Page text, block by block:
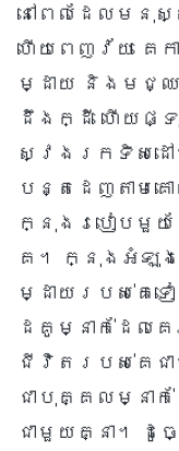
នៅពេលដែលមនុស្
ហើយពេញវ័យ គេ
ម្ដាយ និងមជ្ឈ
ដឹងក្ដី ហើយផ្ទុ
ស្វែងរកទិសដ
បន្តដេញតាមគ
ក្នុងរបៀបមួ
គេ។ ក្នុងអំឡុង
ម្ដាយរបស់គេទ
ដៃគូម្នាក់ដែលគ
ជីវិតរបស់គេជា
ជាបុគ្គលម្នាក់
ជាមួយគ្នា។ ដូ